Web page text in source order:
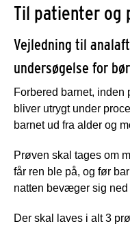
Til patienter og
Vejledning til
undersøgelse for
Forbered barnet, inden
bliver utrygt under
barnet ud fra alder og
Prøven skal tages om
får ren ble på, og før
natten bevæger sig
Der skal laves i alt 3